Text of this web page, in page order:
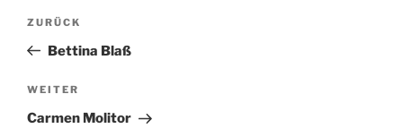
Beitragsnavigation
Vorheriger
Beitrag
ZURÜCK
Bettina Blaß
Nächster
Beitrag
WEITER
Carmen Molitor